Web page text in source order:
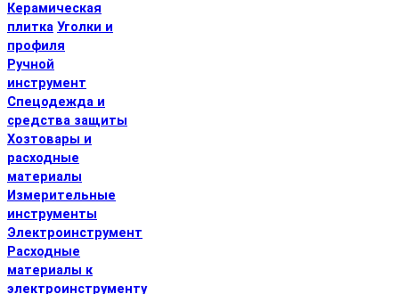
Керамическая
плитка Уголки и
профиля
Ручной
инструмент
Спецодежда и
средства защиты
Хозтовары и
расходные
материалы
Измерительные
инструменты
Электроинструмент
Расходные
материалы к
электроинструменту